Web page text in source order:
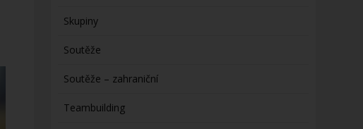
Skupiny
Soutěže
Soutěže – zahraniční
Teambuilding